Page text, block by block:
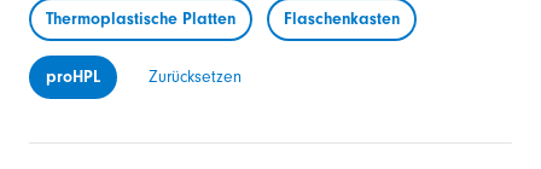
Thermoplastische Platten Flaschenkasten
proHPL Zurücksetzen